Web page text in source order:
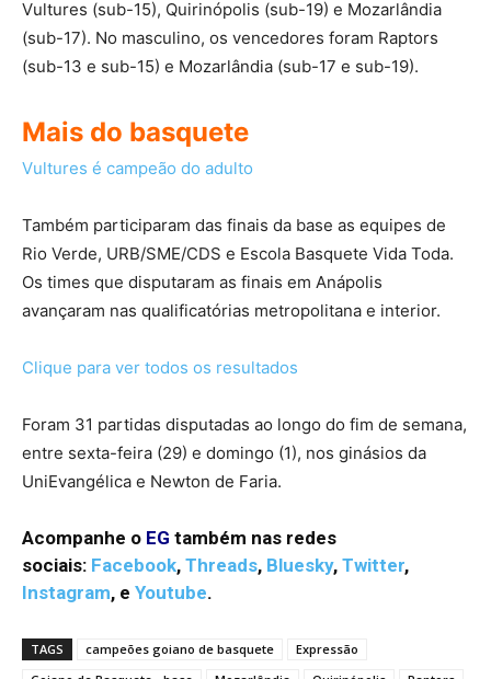
Vultures (sub-15), Quirinópolis (sub-19) e Mozarlândia
(sub-17). No masculino, os vencedores foram Raptors
(sub-13 e sub-15) e Mozarlândia (sub-17 e sub-19).
Mais do basquete
Vultures é campeão do adulto
Também participaram das finais da base as equipes de
Rio Verde, URB/SME/CDS e Escola Basquete Vida Toda.
Os times que disputaram as finais em Anápolis
avançaram nas qualificatórias metropolitana e interior.
Clique para ver todos os resultados
Foram 31 partidas disputadas ao longo do fim de semana,
entre sexta-feira (29) e domingo (1), nos ginásios da
UniEvangélica e Newton de Faria.
Acompanhe o EG também nas redes
sociais: Facebook, Threads, Bluesky, Twitter,
Instagram, e Youtube.
TAGS campeões goiano de basquete
Expressão